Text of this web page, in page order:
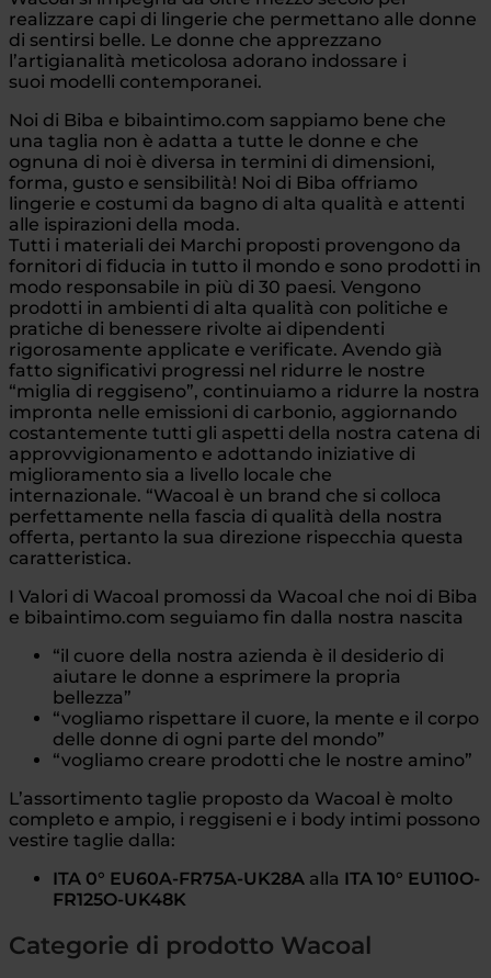
realizzare capi di lingerie che permettano alle donne
di sentirsi belle. Le donne che apprezzano
l’artigianalità meticolosa adorano indossare i
suoi modelli contemporanei.
Noi di Biba e bibaintimo.com sappiamo bene che
una taglia non è adatta a tutte le donne e che
ognuna di noi è diversa in termini di dimensioni,
forma, gusto e sensibilità! Noi di Biba offriamo
lingerie e costumi da bagno di alta qualità e attenti
alle ispirazioni della moda.
Tutti i materiali dei Marchi proposti provengono da
fornitori di fiducia in tutto il mondo e sono prodotti in
modo responsabile in più di 30 paesi. Vengono
prodotti in ambienti di alta qualità con politiche e
pratiche di benessere rivolte ai dipendenti
rigorosamente applicate e verificate. Avendo già
fatto significativi progressi nel ridurre le nostre
“miglia di reggiseno”, continuiamo a ridurre la nostra
impronta nelle emissioni di carbonio, aggiornando
costantemente tutti gli aspetti della nostra catena di
approvvigionamento e adottando iniziative di
miglioramento sia a livello locale che
internazionale. “Wacoal è un brand che si colloca
perfettamente nella fascia di qualità della nostra
offerta, pertanto la sua direzione rispecchia questa
caratteristica.
I Valori di Wacoal promossi da Wacoal che noi di Biba
e bibaintimo.com seguiamo fin dalla nostra nascita
“il cuore della nostra azienda è il desiderio di
aiutare le donne a esprimere la propria
bellezza”
“vogliamo rispettare il cuore, la mente e il corpo
delle donne di ogni parte del mondo”
“vogliamo creare prodotti che le nostre amino”
L’assortimento taglie proposto da Wacoal è molto
completo e ampio, i reggiseni e i body intimi possono
vestire taglie dalla:
ITA 0° EU60A-FR75A-UK28A alla ITA 10° EU110O-
FR125O-UK48K
Categorie di prodotto Wacoal